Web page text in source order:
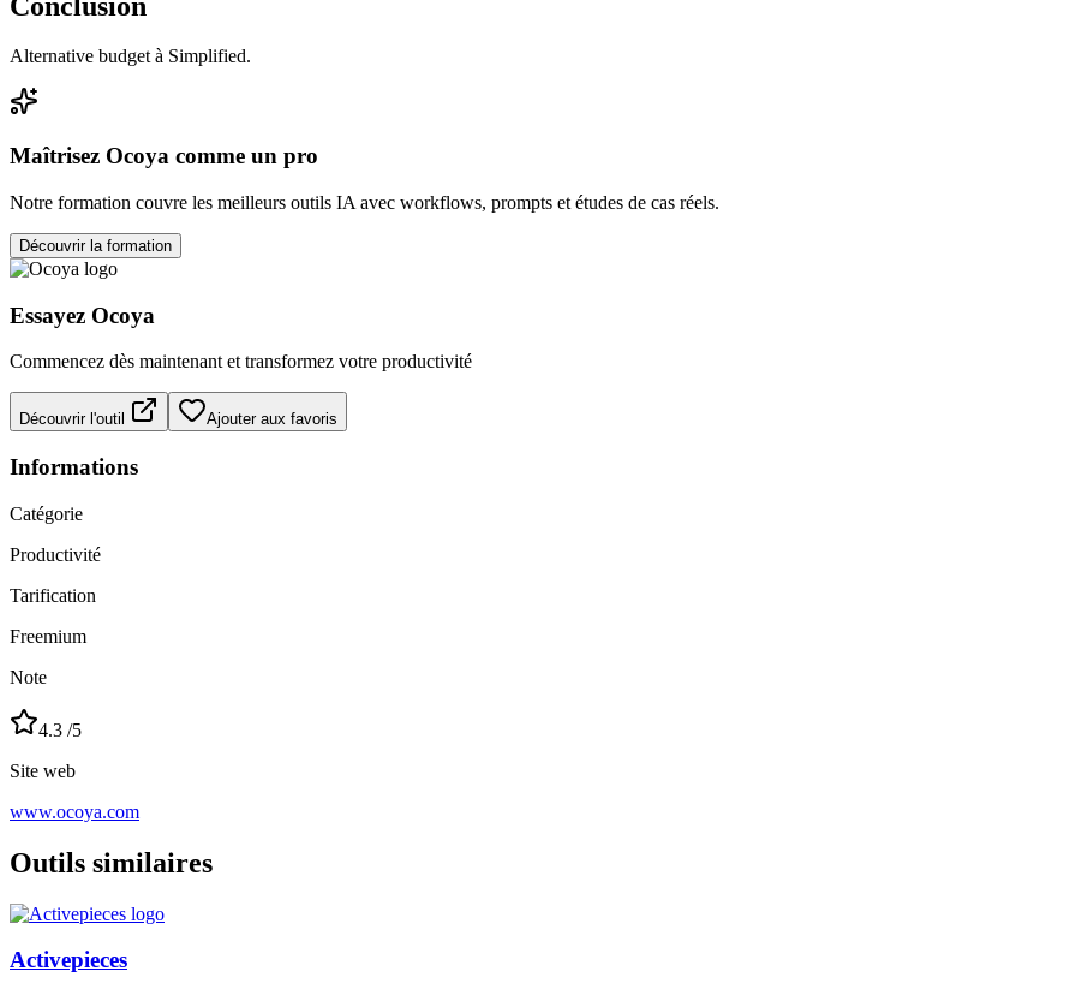
Alternative budget à Simplified.
Maîtrisez Ocoya comme un pro
Notre formation couvre les meilleurs outils IA avec workflows, prompts et études de cas réels.
Découvrir la formation
Essayez Ocoya
Commencez dès maintenant et transformez votre productivité
Découvrir l'outil Ajouter aux favoris
Informations
Catégorie
Productivité
Tarification
Freemium
Note
4.3 /5
Site web
www.ocoya.com
Outils similaires
Activepieces